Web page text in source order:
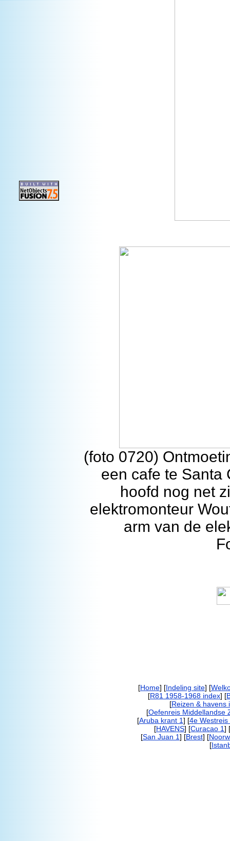
(foto 0720)
een cafe te Santa
hoofd nog net
elektromonteur
arm van de
[Home] [Indeling site] [
[R81 1958-1968 index] [
[Reizen & havens
[Oefenreis Middellandse
[Aruba krant 1] [4e Westreis
[HAVENS] [Curacao 1] [
[San Juan 1] [Brest] [
[